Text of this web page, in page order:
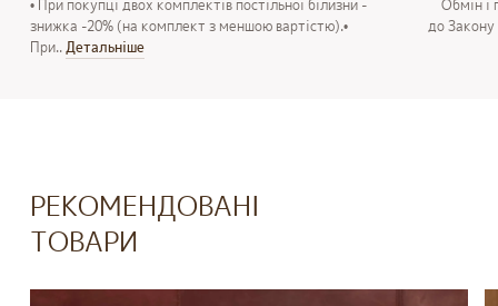
• При покупці двох комплектів постільної білизни -
знижка -20% (на комплект з меншою вартістю).•
При..Детальнiше
Обмін і
до Закону
РЕКОМЕНДОВАНІ
ТОВАРИ